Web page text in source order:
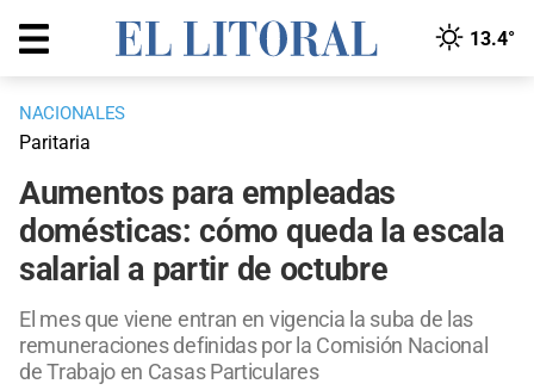
13.4°
NACIONALES
Paritaria
Aumentos para empleadas
domésticas: cómo queda la escala
salarial a partir de octubre
El mes que viene entran en vigencia la suba de las
remuneraciones definidas por la Comisión Nacional
de Trabajo en Casas Particulares